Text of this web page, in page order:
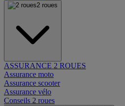
2 roues
ASSURANCE 2 ROUES
Assurance moto
Assurance scooter
Assurance vélo
Conseils 2 roues